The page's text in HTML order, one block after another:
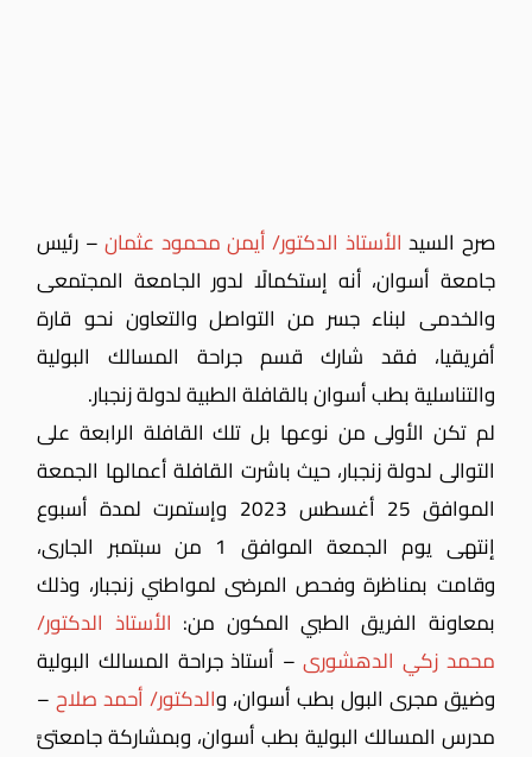
صرح السيد الأستاذ الدكتور/ أيمن محمود عثمان– رئيس
جامعة أسوان، أنه إستكمالًا لدور الجامعة المجتمعى
والخدمى لبناء جسر من التواصل والتعاون نحو قارة
أفريقيا، فقد شارك قسم جراحة المسالك البولية
والتناسلية بطب أسوان بالقافلة الطبية لدولة زنجبار.
لم تكن الأولى من نوعها بل تلك القافلة الرابعة على
التوالى لدولة زنجبار، حيث باشرت القافلة أعمالها الجمعة
الموافق 25 أغسطس 2023 وإستمرت لمدة أسبوع
إنتهى يوم الجمعة الموافق 1 من سبتمبر الجارى،
وقامت بمناظرة وفحص المرضى لمواطني زنجبار، وذلك
بمعاونة الفريق الطبي المكون من: الأستاذ الدكتور/
محمد زكي الدهشورى– أستاذ جراحة المسالك البولية
وضيق مجرى البول بطب أسوان، والدكتور/ أحمد صلاح–
مدرس المسالك البولية بطب أسوان، وبمشاركة جامعتىَّ